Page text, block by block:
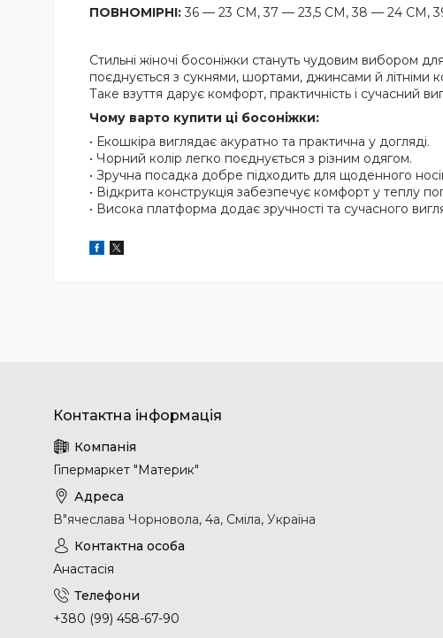
ПОВНОМІРНІ:36 — 23 СМ, 37 — 23,5 СМ, 38 — 24 СМ,
Стильні жіночі босоніжки стануть чудовим вибором
поєднується з сукнями, шортами, джинсами й літніми
Таке взуття дарує комфорт, практичність і сучасний
Чому варто купити ці босоніжки:
• Екошкіра виглядає акуратно та практична у догляді.
• Чорний колір легко поєднується з різним одягом.
• Зручна посадка добре підходить для щоденного
• Відкрита конструкція забезпечує комфорт у теплу
• Висока платформа додає зручності та сучасного
Гіпермаркет "Материк"
В"ячеслава Чорновола, 4а, Сміла, Україна
Анастасія
+380 (99) 458-67-90